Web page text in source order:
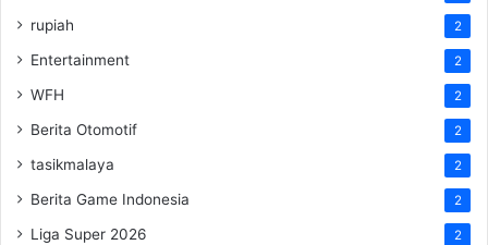
rupiah 2
Entertainment 2
WFH 2
Berita Otomotif 2
tasikmalaya 2
Berita Game Indonesia 2
Liga Super 2026 2